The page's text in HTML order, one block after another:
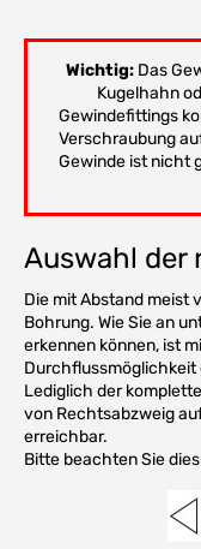
Wichtig:Das
Kugelhahn
Gewindefittings
Verschraubung
Gewinde ist nicht
Auswahl der
Die mit Abstand meist
Bohrung. Wie Sie an
erkennen können, ist
Durchflussmöglichkeit
Lediglich der
von Rechtsabzweig
erreichbar.
Bitte beachten Sie